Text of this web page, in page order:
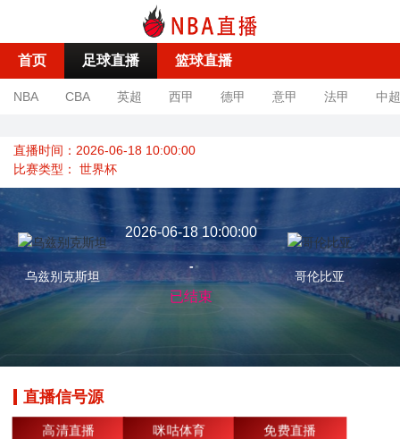
首页 足球直播 篮球直播
NBA CBA 英超 西甲 德甲 意甲 法甲 中超
直播时间：2026-06-18 10:00:00
比赛类型： 世界杯
乌兹别克斯坦
2026-06-18 10:00:00
-
已结束
哥伦比亚
直播信号源
高清直播 咪咕体育 免费直播